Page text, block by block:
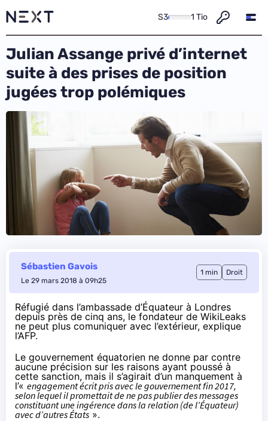
S3 1 Tio
Julian Assange privé d’internet
suite à des prises de position
jugées trop polémiques
Sébastien Gavois
Le 29 mars 2018 à 09h25
1 min Droit
Réfugié dans l’ambassade d’Équateur à Londres
depuis près de cinq ans, le fondateur de WikiLeaks
ne peut plus comuniquer avec l’extérieur, explique
l’AFP.
Le gouvernement équatorien ne donne par contre
aucune précision sur les raisons ayant poussé à
cette sanction, mais il s’agirait d’un manquement à
l’« engagement écrit pris avec le gouvernement fin 2017,
selon lequel il promettait de ne pas publier des messages
constituant une ingérence dans la relation (de l’Équateur)
avec d’autres États ».